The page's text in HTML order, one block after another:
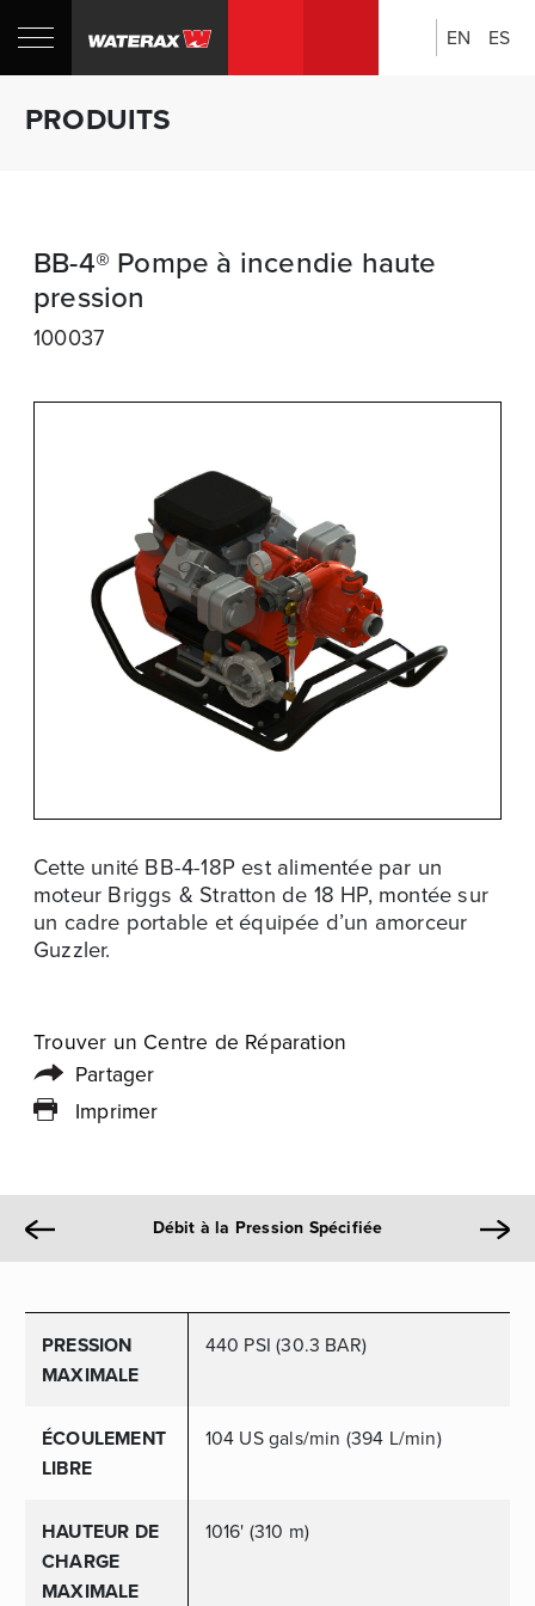
Rechercher:
EN ES
PRODUITS
BB-4® Pompe à incendie haute
pression
100037
Cette unité BB-4-18P est alimentée par un
moteur Briggs & Stratton de 18 HP, montée sur
un cadre portable et équipée d’un amorceur
Guzzler.
Trouver un Centre de Réparation
Partager
Imprimer
Débit à la Pression Spécifiée
PRESSION
MAXIMALE
440 PSI (30.3 BAR)
ÉCOULEMENT
LIBRE
104 US gals/min (394 L/min)
HAUTEUR DE
CHARGE
MAXIMALE
1016' (310 m)